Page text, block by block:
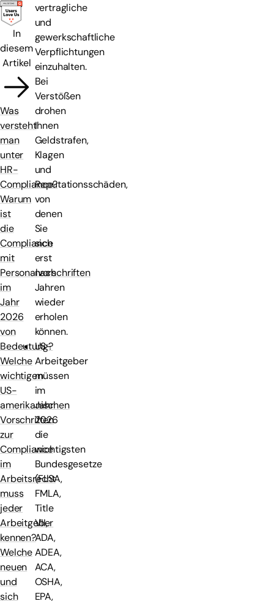
In
diesem
Artikel
Was
versteht
man
unter
HR-
Compliance?
Warum
ist
die
Compliance
mit
Personalvorschriften
im
Jahr
2026
von
Bedeutung?
Welche
wichtigen
US-
amerikanischen
Vorschriften
zur
Compliance
im
Arbeitsrecht
muss
jeder
Arbeitgeber
kennen?
Welche
neuen
und
sich
vertragliche
und
gewerkschaftliche
Verpflichtungen
einzuhalten.
Bei
Verstößen
drohen
Ihnen
Geldstrafen,
Klagen
und
Reputationsschäden,
von
denen
Sie
sich
erst
nach
Jahren
wieder
erholen
können.
US-
Arbeitgeber
müssen
im
Jahr
2026
die
wichtigsten
Bundesgesetze
(FLSA,
FMLA,
Title
VII,
ADA,
ADEA,
ACA,
OSHA,
EPA,